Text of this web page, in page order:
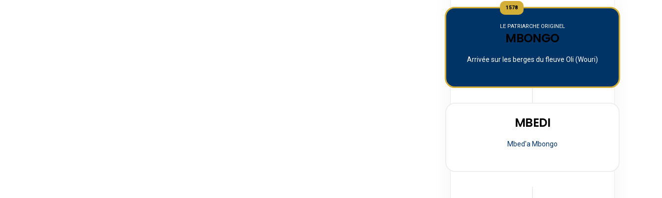
1578
LE PATRIARCHE ORIGINEL
MBONGO
Arrivée sur les berges du fleuve Oli (Wouri)
MBEDI
Mbed'a Mbongo